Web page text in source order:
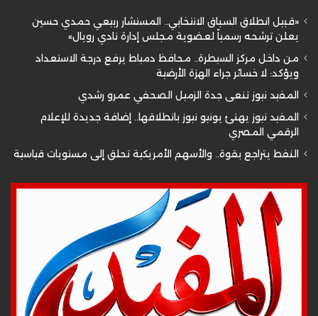
«قبيل انطلاق السباق الانتخابي.. المستشار ربيعي حمدي حسين
يعلن ترشحه رسمياً لعضوية مجلس إدارة نادي رويال»
من داخل مركز السيطرة.. محافظ دمياط يرفع درجة الاستعداد
ويؤكد: لا خسائر جراء الهزة الأرضية
المفيد نيوز تنعى جدة الزميل الصحفي عمرو رشدي
المفيد نيوز يهنئ يونيو نيوز بانطلاقها.. إضافة جديدة للإعلام
الرقمي المصري
النفط يتراجع بقوة.. والأسهم الأمريكية تحلق إلى مستويات قياسية